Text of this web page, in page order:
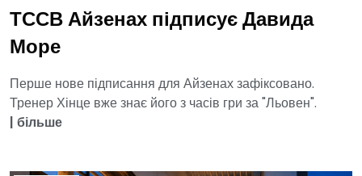
ТССВ Айзенах підписує Давида
Море
Перше нове підписання для Айзенах зафіксовано.
Тренер Хінце вже знає його з часів гри за "Льовен".
| більше